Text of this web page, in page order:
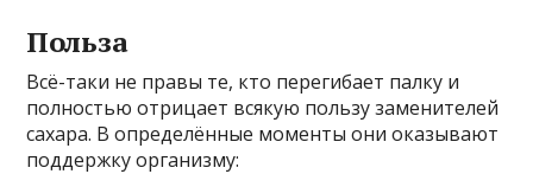
Польза
Всё-таки не правы те, кто перегибает палку и
полностью отрицает всякую пользу заменителей
сахара. В определённые моменты они оказывают
поддержку организму: